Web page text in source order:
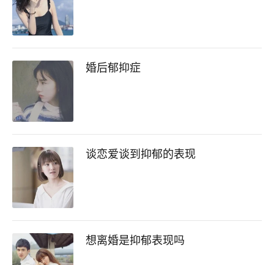
婚后郁抑症
谈恋爱谈到抑郁的表现
想离婚是抑郁表现吗